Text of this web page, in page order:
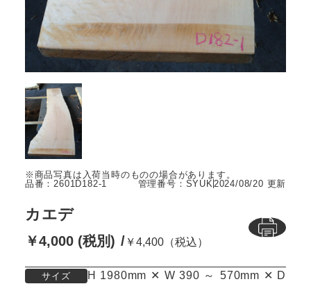
品番：2601D182-1 管理番号：SYUK2024/08/20 更新
カエデ
￥4,000 (税別) ￥4,400（税込）
サイズ
H 1980mm ✕ W 390 ～ 570mm ✕ D